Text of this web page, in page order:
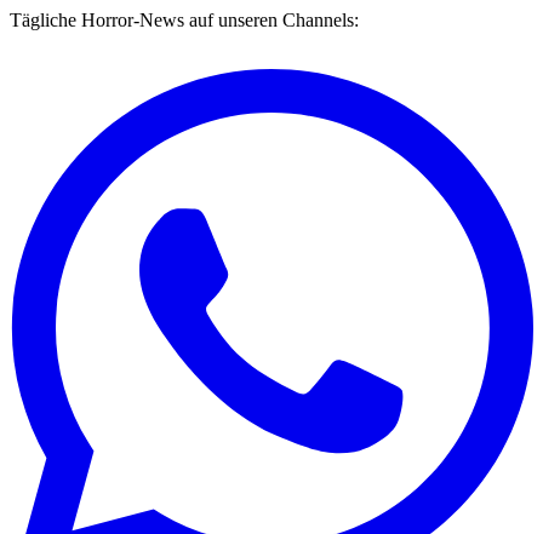
Tägliche Horror-News auf unseren Channels: